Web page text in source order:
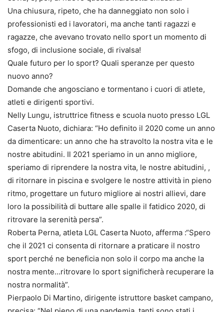
Una chiusura, ripeto, che ha danneggiato non solo i
professionisti ed i lavoratori, ma anche tanti ragazzi e
ragazze, che avevano trovato nello sport un momento di
sfogo, di inclusione sociale, di rivalsa!
Quale futuro per lo sport? Quali speranze per questo
nuovo anno?
Domande che angosciano e tormentano i cuori di atlete,
atleti e dirigenti sportivi.
Nelly Lungu, istruttrice fitness e scuola nuoto presso LGL
Caserta Nuoto, dichiara: “Ho definito il 2020 come un anno
da dimenticare: un anno che ha stravolto la nostra vita e le
nostre abitudini. Il 2021 speriamo in un anno migliore,
speriamo di riprendere la nostra vita, le nostre abitudini, ,
di ritornare in piscina e svolgere le nostre attività in pieno
ritmo, progettare un futuro migliore ai nostri allievi, dare
loro la possibilità di buttare alle spalle il fatidico 2020, di
ritrovare la serenità persa”.
Roberta Perna, atleta LGL Caserta Nuoto, afferma :“Spero
che il 2021 ci consenta di ritornare a praticare il nostro
sport perché ne beneficia non solo il corpo ma anche la
nostra mente…ritrovare lo sport significherà recuperare la
nostra normalità”.
Pierpaolo Di Martino, dirigente istruttore basket campano,